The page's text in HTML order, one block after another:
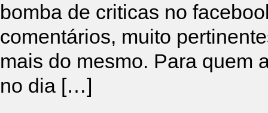
bomba de criticas no
comentários, muito
mais do mesmo. Para quem
no dia […]